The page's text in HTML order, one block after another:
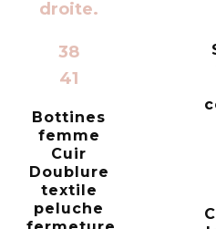
38
41
Bottines
femme
Cuir
Doublure
textile
peluche